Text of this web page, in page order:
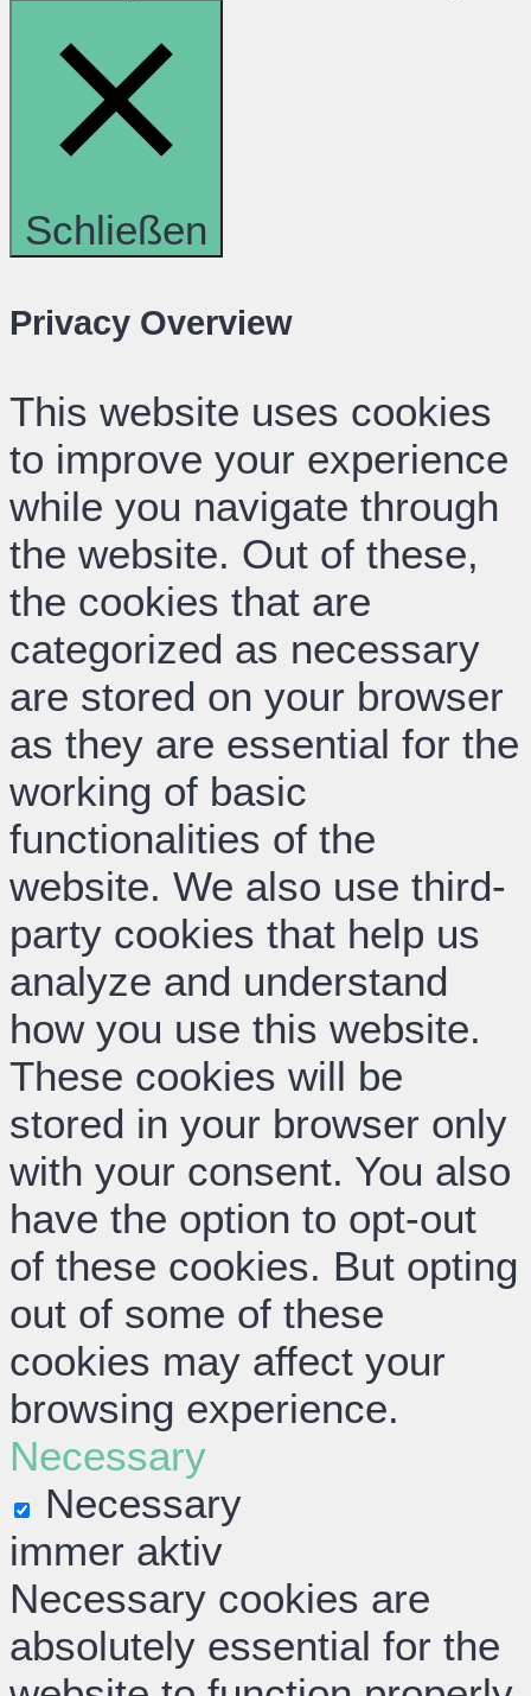
Schließen
Privacy Overview
This website uses cookies
to improve your experience
while you navigate through
the website. Out of these,
the cookies that are
categorized as necessary
are stored on your browser
as they are essential for the
working of basic
functionalities of the
website. We also use third-
party cookies that help us
analyze and understand
how you use this website.
These cookies will be
stored in your browser only
with your consent. You also
have the option to opt-out
of these cookies. But opting
out of some of these
cookies may affect your
browsing experience.
Necessary
Necessary
immer aktiv
Necessary cookies are
absolutely essential for the